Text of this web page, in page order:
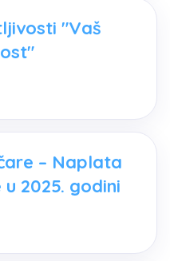
"Vaš
– Naplata
2025. godini